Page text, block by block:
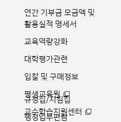
연간 기부금 모금액 및
활용실적 명세서
교육역량강화
대학평가관련
입찰 및 구매정보
평생교육원
교수학습지원센터
규정집/지침집
행정업무편람